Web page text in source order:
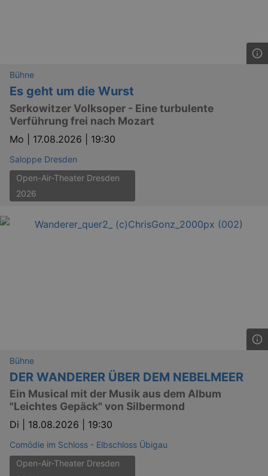
Bühne
Es geht um die Wurst
Serkowitzer Volksoper - Eine turbulente
Verführung frei nach Mozart
Mo | 17.08.2026 | 19:30
Saloppe Dresden
Open-Air-Theater Dresden
2026
Bühne
DER WANDERER ÜBER DEM NEBELMEER
Ein Musical mit der Musik aus dem Album
"Leichtes Gepäck" von Silbermond
Di | 18.08.2026 | 19:30
Comödie im Schloss - Elbschloss Übigau
Open-Air-Theater Dresden